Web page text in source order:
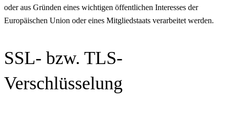
oder aus Gründen eines wichtigen öffentlichen Interesses der
Europäischen Union oder eines Mitgliedstaats verarbeitet werden.
SSL- bzw. TLS-
Verschlüsselung